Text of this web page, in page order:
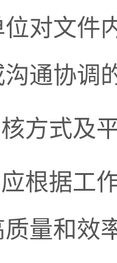
对文件
通协调
核方式及
根据工
量和效